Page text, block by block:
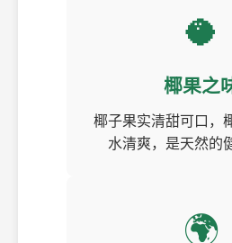
🥥
椰果之
椰子果实清甜可口，
水清爽，是天然的
🌍